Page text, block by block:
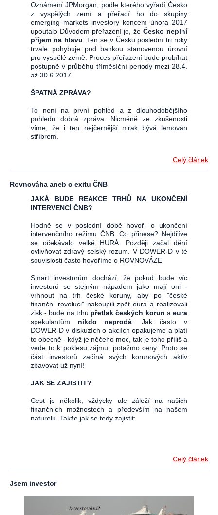
Oznámení JPMorgan, podle kterého vyřadí Česko
z vyspělých zemí a přeřadí ho do skupiny
emerging markets investory koncem února 2017
upoutalo Důvodem přeřazení je, žeČesko neplní
příjem na hlavu . Ten se v Česku poslední tři roky
trvale pohybuje pod bankou stanovenou úrovní
pro vyspělé země. Proces přeřazení bude probíhat
postupně v průběhu tříměsíční periody mezi 28.4.
až 30.6.2017.
ŠPATNÁ ZPRÁVA?
To není na první pohled a z dlouhodobějšího
pohledu dobrá zpráva. Nicméně ze zkušenosti
víme, že i ten nejčernější mrak bývá lemován
stříbrem.
Celý článek
Rovnováha aneb o exitu ČNB
JAKÁ BUDE REAKCE TRHŮ NA UKONČENÍ
INTERVENCÍ ČNB?
Hodně se v poslední době hovoří o ukončení
intervenčního režimu ČNB. Co přinese? Nejdříve
se očekávalo velké HURÁ. Později začal dění
ovlivňovat zdravý selský rozum. V DOWER-D v té
souvislosti často hovoříme o ROVNOVÁZE.
Smart investorům dochází, že pokud bude víc
investorů se stejným nápadem jako mají oni -
vrhnout na trh české koruny, aby po "české
finanční revoluci" nakoupili zpět eura a realizovali
zisk - bude na trhu přetlak českých korun aeura
spekulantům nikdo neprodá . Jak často v
DOWER-D v diskuzích o akciích opakujeme a platí
to obecně - když je něčeho moc, tak je toho příliš a
vede to k poklesu zájmu, potažmo ceny. Proto se
část investorů začíná svých korunových aktiv
zbavovat už nyní!
JAK SE ZAJISTIT?
Cest je několik, vždycky ale záleží na našich
finančních možnostech a především na našem
naturelu. Takže jak se tedy zajistit:
Celý článek
Jsem investor